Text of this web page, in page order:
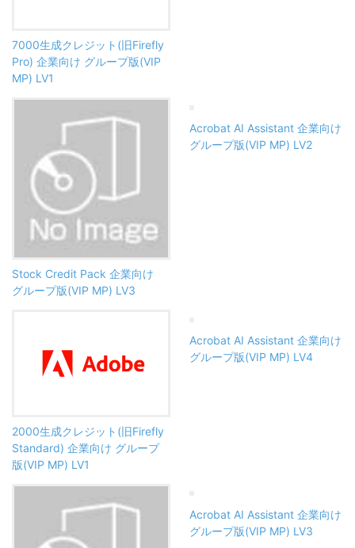
7000生成クレジット(旧Firefly
Pro) 企業向け グループ版(VIP
MP) LV1
Stock Credit Pack 企業向け
グループ版(VIP MP) LV3
Acrobat AI Assistant 企業向け
グループ版(VIP MP) LV2
2000生成クレジット(旧Firefly
Standard) 企業向け グループ
版(VIP MP) LV1
Acrobat AI Assistant 企業向け
グループ版(VIP MP) LV4
Acrobat AI Assistant 企業向け
グループ版(VIP MP) LV3